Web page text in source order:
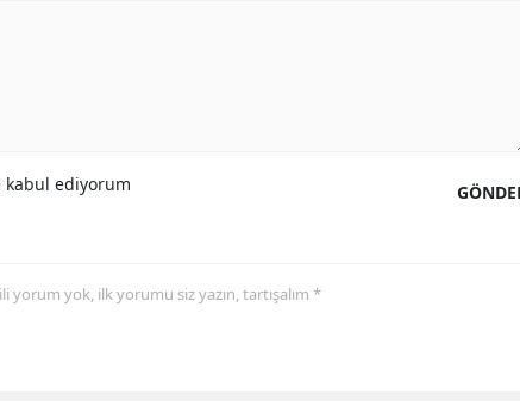
kabul ediyorum
yorum yok, ilk yorumu siz yazın, tartışalım *